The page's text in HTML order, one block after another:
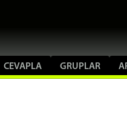
CEVAPLA GRUPLAR